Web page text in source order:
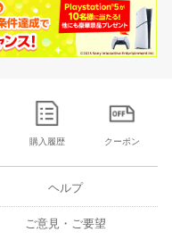
購入履歴 クーポン
ヘルプ
ご意見・ご要望